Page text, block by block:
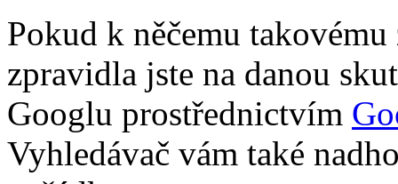
Pokud k něčemu
zpravidla jste na danou
Googlu prostřednictvím
Vyhledávač vám také